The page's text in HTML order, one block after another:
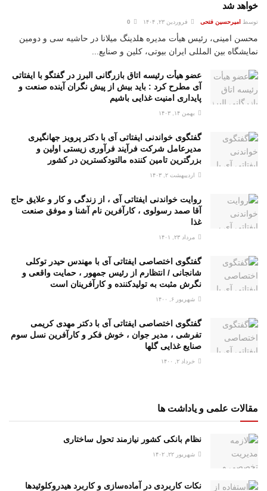
خواهد شد
توسط امیرحسین فتحی فروردین ۲۳, ۱۴۰۴
محسن امینی، رئیس هیأت مدیره هلدینگ میلانا در حاشیه سی و دومین
نمایشگاه بین المللی ایران بیوتی، کلین و صنایع...
عضو هیأت رئیسه اتاق بازرگانی البرز در گفتگو با ایفتاتی
آی مطرح کرد : باید بیش از پیش نگران آینده صنعت و
پایداری امنیت غذایی باشیم
بهمن ۱۴, ۱۴۰۳
گفتگوی خواندنی ایفتاتی آی با دکتر پرویز جهانگیری
مدیرعامل شرکت فرآیند فرآوری زیستی اولین و
بزرگترین تامین کننده مالتودکسترین در کشور
اردیبهشت ۲, ۱۴۰۳
روایت خواندنی ایفتاتی آی ، از زندگی و کار و علایق حاج
آقا صمد رسولوی ، کارآفرین نام آشنا و موفق صنعت
غذا
مرداد ۲۳, ۱۴۰۱
گفتگوی اختصاصی ایفتاتی آی با مهندس حیدر توکلی
شانجانی / انتظارم از رئیس جمهور ، حمایت واقعی و
نگرش مثبت به تولیدکننده و کارآفرینان است
شهریور ۶, ۱۴۰۰
گفتگوی اختصاصی ایفتاتی آی با دکتر مهدی کریمی
تفرشی ، مدیر جوان ، خوش فکر و کارآفرین نسل سوم
صنایع غذایی گلها
خرداد ۲, ۱۴۰۰
مقالات علمی و یاداشت ها
نظام بانکی کشور نیازمند تحول ساختاری
شهریور ۲۲, ۱۴۰۲
نکات کاربردی در آماده‌سازی و کاربرد هیدروکلوئیدها